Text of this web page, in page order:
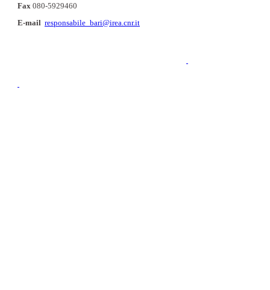
Fax 080-5929460
E-mail responsabile_bari@irea.cnr.it